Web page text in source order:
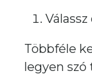
Többféle
legyen szó